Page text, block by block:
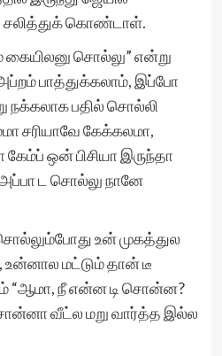
சலித்துக் கொண்டாள்.
கையிலனு சொல்லு” என்று
பாத்துக்கலாம், இப்போ
நக்கலாக பதில் சொல்லி
சரியாவே கேக்கலமா,
ஒன் பிசியா இருந்தா
ட சொல்லு நானே
உன் முகத்துல
மட்டும் தான் டீ
“ஆமா, நீ என்ன டி சொன்ன?
வீட்ல மறு வார்த்த இல்ல